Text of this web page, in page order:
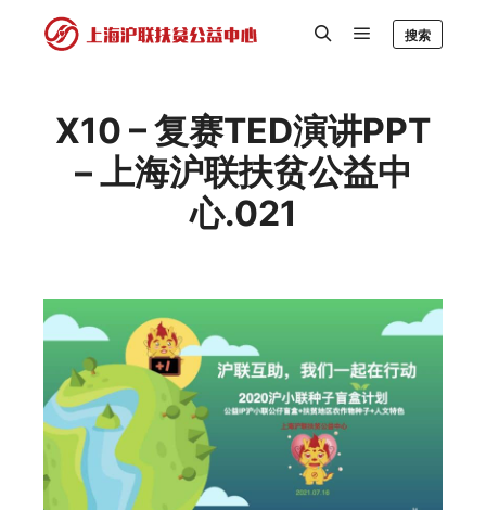
搜索
X10 – 复赛TED演讲PPT
– 上海沪联扶贫公益中
心.021